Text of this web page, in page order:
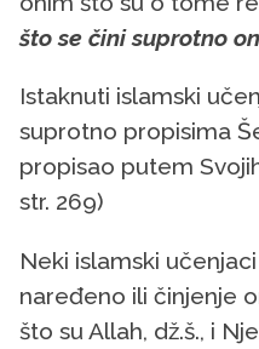
što se čini suprotno
Istaknuti islamski
suprotno propisima
propisao putem
str. 269)
Neki islamski
naređeno ili činjenje
što su Allah, dž.š., i